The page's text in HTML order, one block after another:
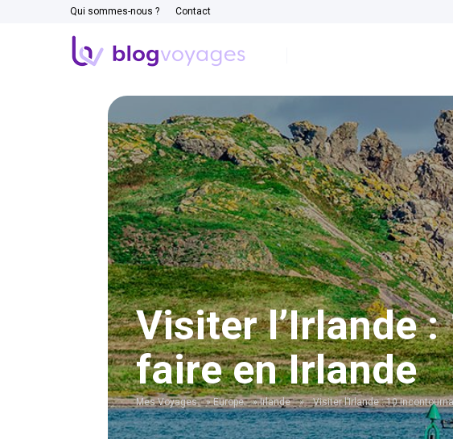
Qui sommes-nous ? Contact
Visiter l’Irlande
faire en Irlande
Mes Voyages »Europe »Irlande » Visiter l’Irlande : 10